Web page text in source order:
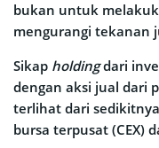
bukan untuk
mengurangi tekanan
Sikap holdingdari
dengan aksi jual dari
terlihat dari
bursa terpusat (CEX)